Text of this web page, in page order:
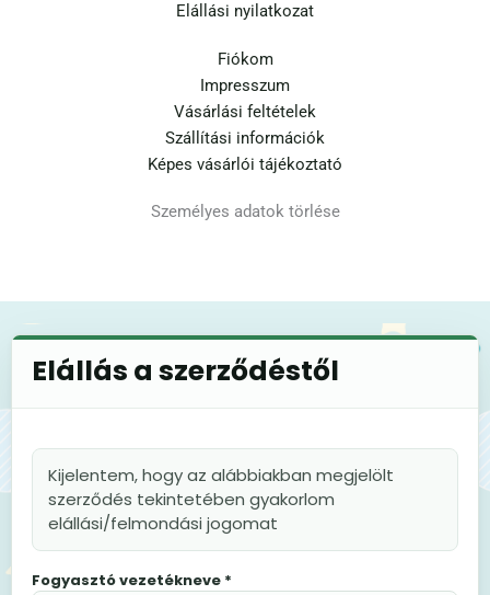
Elállási nyilatkozat
Fiókom
Impresszum
Vásárlási feltételek
Szállítási információk
Képes vásárlói tájékoztató
Személyes adatok törlése
Elállás a szerződéstől
Kijelentem, hogy az alábbiakban megjelölt
szerződés tekintetében gyakorlom
elállási/felmondási jogomat
Fogyasztó vezetékneve *